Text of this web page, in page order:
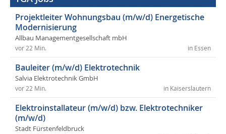
Projektleiter Wohnungsbau (m/w/d) Energetische
Modernisierung
Allbau Managementgesellschaft mbH
in Essen
vor 22 Min.
Bauleiter (m/w/d) Elektrotechnik
Salvia Elektrotechnik GmbH
in Kaiserslautern
vor 22 Min.
Elektroinstallateur (m/w/d) bzw. Elektrotechniker
(m/w/d)
Stadt Fürstenfeldbruck